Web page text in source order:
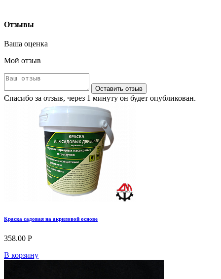
Отзывы
Ваша оценка
Мой отзыв
Оставить отзыв
Спасибо за отзыв, через 1 минуту он будет опубликован.
Краска садовая на акриловой основе
358.00 Р
В корзину